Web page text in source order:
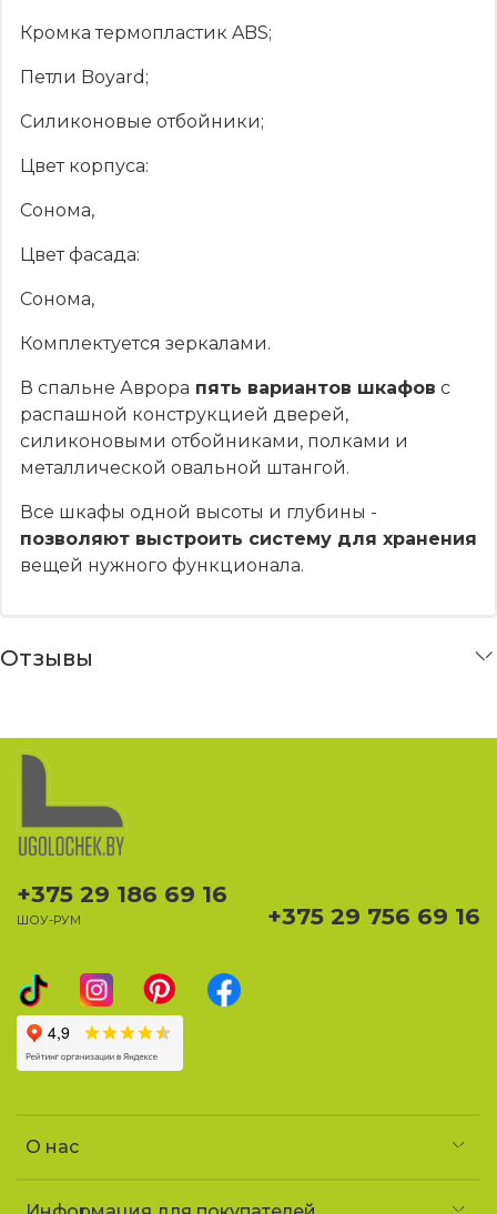
Кромка термопластик ABS;
Петли Boyard;
Силиконовые отбойники;
Цвет корпуса:
Сонома,
Цвет фасада:
Сонома,
Комплектуется зеркалами.
В спальне Аврора пять вариантов шкафов с
распашной конструкцией дверей,
силиконовыми отбойниками, полками и
металлической овальной штангой.
Все шкафы одной высоты и глубины -
позволяют выстроить систему для хранения
вещей нужного функционала.
Отзывы
О нас
+375 29 186 69 16
ШОУ-РУМ +375 29 756 69 16